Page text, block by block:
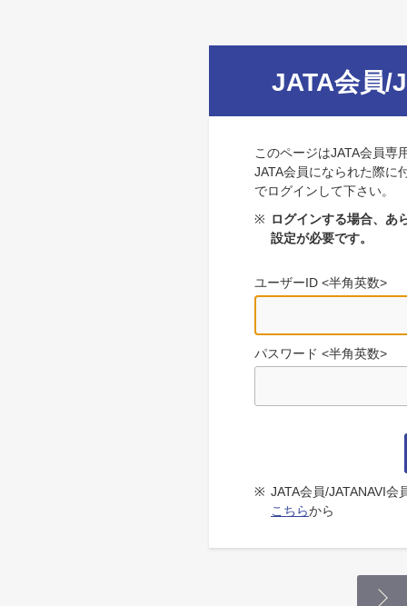
JATA会員/
このページはJATA会員専
JATA会員になられた際に
でログインして下さい。
※ ログインする場合、あ
設定が必要です。
ユーザーID <半角英数>
パスワード <半角英数>
※ JATA会員/JATANAVI
こちらから